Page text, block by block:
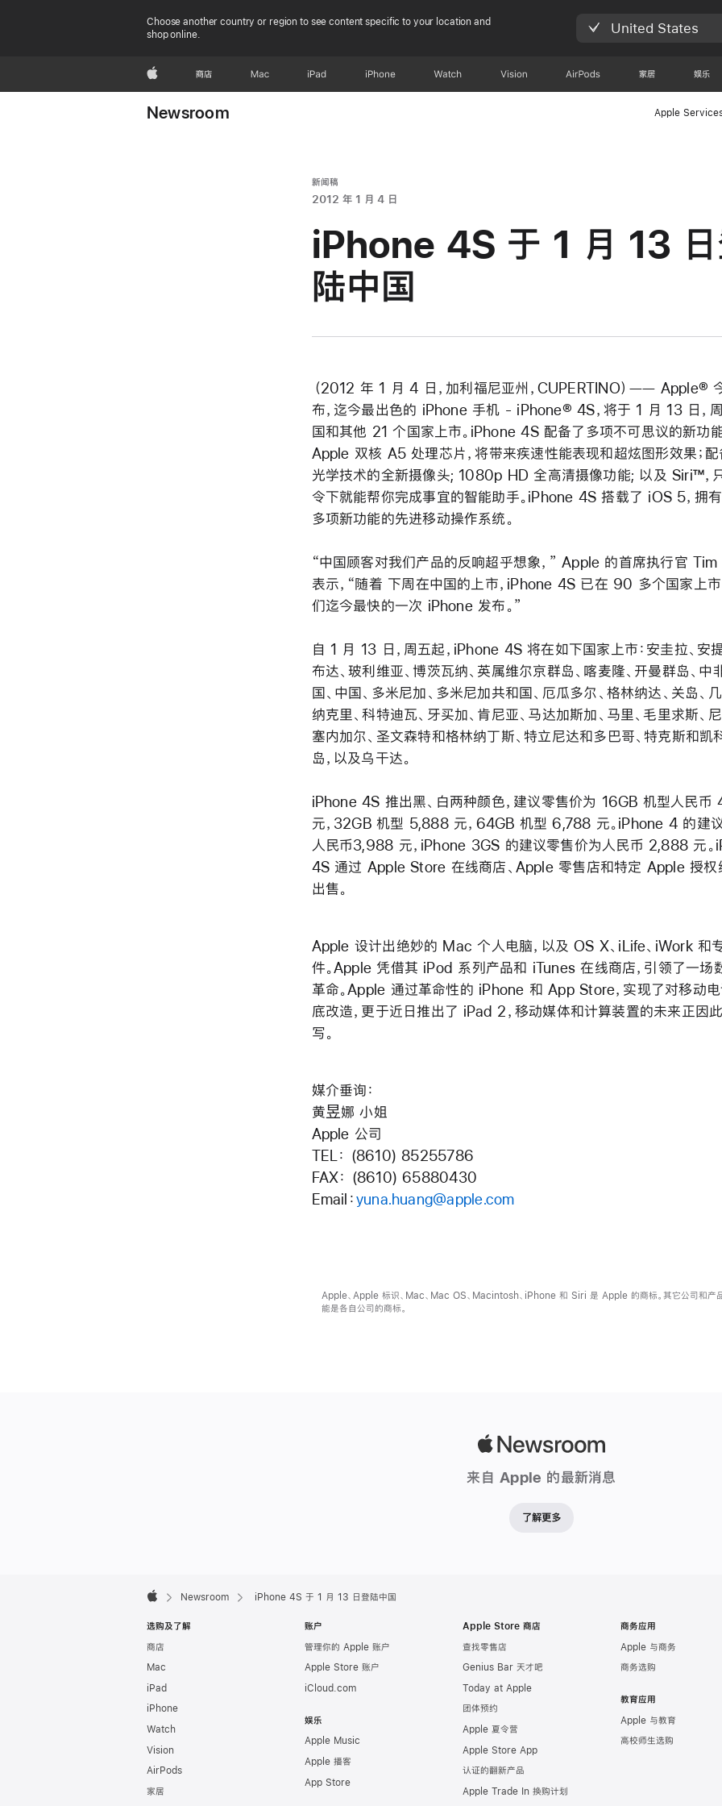
Choose another country or region to see content specific to your location and
shop online.
United States
Apple 商店 Mac iPad iPhone Watch Vision AirPods 家居 娱乐
Newsroom Apple
新闻稿
2012 年 1 月 4 日
iPhone 4S 于 1 月 13 日
陆中国
（2012 年 1 月 4 日，加利福尼亚州，CUPERTINO）—— Apple®
布，迄今最出色的 iPhone 手机 - iPhone® 4S，将于 1 月 13 日，
国和其他 21 个国家上市。iPhone 4S 配备了多项不可思议的新功能
Apple 双核 A5 处理芯片，将带来疾速性能表现和超炫图形效果；配
光学技术的全新摄像头; 1080p HD 全高清摄像功能; 以及 Siri™，
令下就能帮你完成事宜的智能助手。iPhone 4S 搭载了 iOS 5，拥
多项新功能的先进移动操作系统。
“中国顾客对我们产品的反响超乎想象，” Apple 的首席执行官
表示，“随着 下周在中国的上市，iPhone 4S 已在 90 多个国家上市
们迄今最快的一次 iPhone 发布。”
自 1 月 13 日，周五起，iPhone 4S 将在如下国家上市：安圭拉、安
布达、玻利维亚、博茨瓦纳、英属维尔京群岛、喀麦隆、开曼群岛、中
国、中国、多米尼加、多米尼加共和国、厄瓜多尔、格林纳达、关岛、
纳克里、科特迪瓦、牙买加、肯尼亚、马达加斯加、马里、毛里求斯、尼
塞内加尔、圣文森特和格林纳丁斯、特立尼达和多巴哥、特克斯和凯
岛，以及乌干达。
iPhone 4S 推出黑、白两种颜色，建议零售价为 16GB 机型人民币
元，32GB 机型 5,888 元，64GB 机型 6,788 元。iPhone 4 的建
人民币3,988 元，iPhone 3GS 的建议零售价为人民币 2,888 元。
4S 通过 Apple Store 在线商店、Apple 零售店和特定 Apple 授权
出售。
Apple 设计出绝妙的 Mac 个人电脑，以及 OS X、iLife、iWork 和
件。Apple 凭借其 iPod 系列产品和 iTunes 在线商店，引领了一场
革命。Apple 通过革命性的 iPhone 和 App Store，实现了对移动
底改造，更于近日推出了 iPad 2，移动媒体和计算装置的未来正因
写。
媒介垂询：
黄昱娜 小姐
Apple 公司
TEL： (8610) 85255786
FAX： (8610) 65880430
Email： yuna.huang@apple.com
Apple、Apple 标识、Mac、Mac OS、Macintosh、iPhone 和 Siri 是 Apple 的商标。其它公司和产
能是各自公司的商标。
来自 Apple 的最新消息
了解更多
Footer

Newsroom iPhone 4S 于 1 月 13 日登陆中国
选购及了解
商店
Mac
iPad
iPhone
Watch
Vision
AirPods
家居
账户
管理你的 Apple 账户
Apple Store 账户
iCloud.com
娱乐
Apple Music
Apple 播客
App Store
Apple Store 商店
查找零售店
Genius Bar 天才吧
Today at Apple
团体预约
Apple 夏令营
Apple Store App
认证的翻新产品
Apple Trade In 换购计划
商务应用
Apple 与商务
商务选购
教育应用
Apple 与教育
高校师生选购